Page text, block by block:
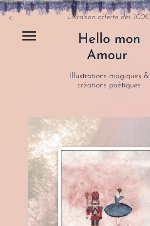
Livraison offerte dès 100€
Hello mon
Amour
Illustrations magiques &
créations poétiques